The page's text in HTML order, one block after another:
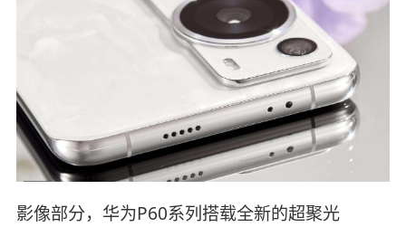
影像部分，华为P60系列搭载全新的超聚光